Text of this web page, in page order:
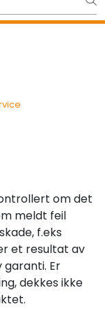
først
om det
meldt feil
f.eks
et resultat av
garanti. Er
dekkes ikke
Tilbake